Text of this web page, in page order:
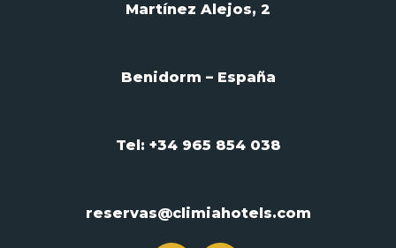
Martínez Alejos, 2
Benidorm – España
Tel: +34 965 854 038
reservas@climiahotels.com